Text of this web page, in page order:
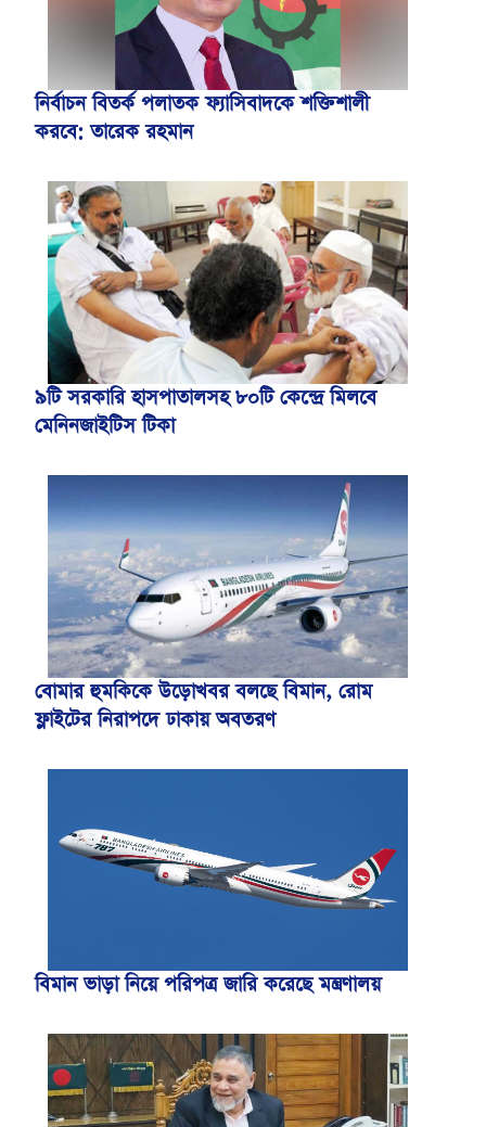
নির্বাচন বিতর্ক পলাতক ফ্যাসিবাদকে শক্তিশালী
করবে: তারেক রহমান
৯টি সরকারি হাসপাতালসহ ৮০টি কেন্দ্রে মিলবে
মেনিনজাইটিস টিকা
বোমার হুমকিকে উড়োখবর বলছে বিমান, রোম
ফ্লাইটের নিরাপদে ঢাকায় অবতরণ
বিমান ভাড়া নিয়ে পরিপত্র জারি করেছে মন্ত্রণালয়